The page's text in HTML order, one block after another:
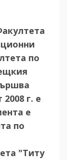
по
г. е
е
по
"Титу